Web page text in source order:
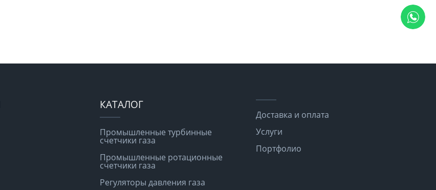
КАТАЛОГ
Промышленные турбинные
счетчики газа
Промышленные ротационные
счетчики газа
Регуляторы давления газа
Доставка и оплата
Услуги
Портфолио